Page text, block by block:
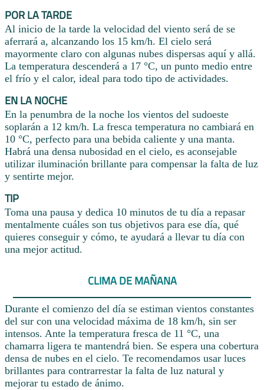
POR LA TARDE
Al inicio de la tarde la velocidad del viento será de se
aferrará a, alcanzando los 15 km/h. El cielo será
mayormente claro con algunas nubes dispersas aquí y allá.
La temperatura descenderá a 17 °C, un punto medio entre
el frío y el calor, ideal para todo tipo de actividades.
EN LA NOCHE
En la penumbra de la noche los vientos del sudoeste
soplarán a 12 km/h. La fresca temperatura no cambiará en
10 °C, perfecto para una bebida caliente y una manta.
Habrá una densa nubosidad en el cielo, es aconsejable
utilizar iluminación brillante para compensar la falta de luz
y sentirte mejor.
TIP
Toma una pausa y dedica 10 minutos de tu día a repasar
mentalmente cuáles son tus objetivos para ese día, qué
quieres conseguir y cómo, te ayudará a llevar tu día con
una mejor actitud.
CLIMA DE MAÑANA
Durante el comienzo del día se estiman vientos constantes
del sur con una velocidad máxima de 18 km/h, sin ser
intensos. Ante la temperatura fresca de 11 °C, una
chamarra ligera te mantendrá bien. Se espera una cobertura
densa de nubes en el cielo. Te recomendamos usar luces
brillantes para contrarrestar la falta de luz natural y
mejorar tu estado de ánimo.